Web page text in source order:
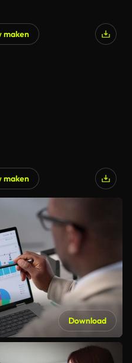
maken
maken
Download